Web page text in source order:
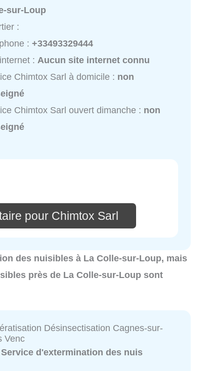
sur-Loup
:
:+33493329444
:Aucun site internet connu
Chimtox Sarl à domicile : non
Chimtox Sarl ouvert dimanche : non
pour Chimtox Sarl
des nuisibles à La Colle-sur-Loup, mais
près de La Colle-sur-Loup sont
Désinsectisation Cagnes-sur-
Venc
Service d'extermination des nuis